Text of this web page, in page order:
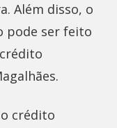
Além disso, o
pode ser feito
crédito